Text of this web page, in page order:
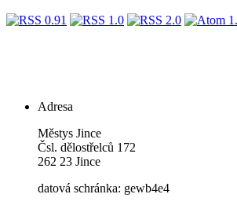
Adresa
Městys Jince
Čsl. dělostřelců 172
262 23 Jince
datová schránka: gewb4e4